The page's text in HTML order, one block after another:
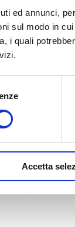
ed annunci,
sul modo in
i quali
Accetta
Cam
e l’altra.
e l’altro, il
e al